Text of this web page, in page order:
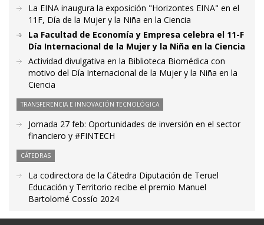
La EINA inaugura la exposición "Horizontes EINA" en el
11F, Día de la Mujer y la Niña en la Ciencia
La Facultad de Economía y Empresa celebra el 11-F
Día Internacional de la Mujer y la Niña en la Ciencia
Actividad divulgativa en la Biblioteca Biomédica con
motivo del Día Internacional de la Mujer y la Niña en la
Ciencia
TRANSFERENCIA E INNOVACIÓN TECNOLÓGICA
Jornada 27 feb: Oportunidades de inversión en el sector
financiero y #FINTECH
CÁTEDRAS
La codirectora de la Cátedra Diputación de Teruel
Educación y Territorio recibe el premio Manuel
Bartolomé Cossío 2024